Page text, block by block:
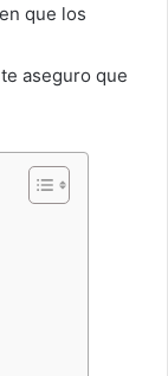
que los
aseguro que